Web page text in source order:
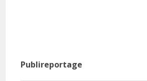
Publireportage